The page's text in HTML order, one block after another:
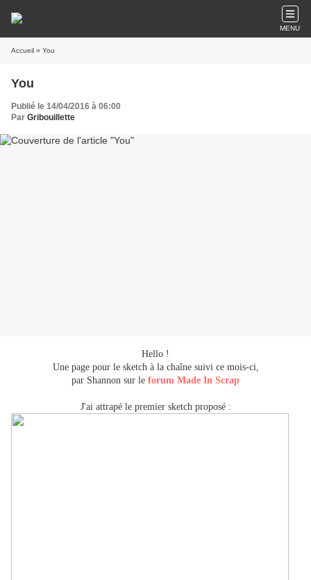
MENU
Accueil » You
You
Publié le 14/04/2016 à 06:00
Par Gribouillette
Hello !
Une page pour le sketch à la chaîne suivi ce mois-ci,
par Shannon sur le forum Made In Scrap
J'ai attrapé le premier sketch proposé :